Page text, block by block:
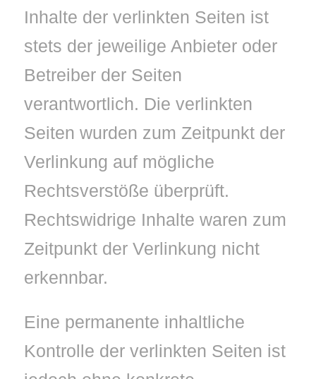
Inhalte der verlinkten Seiten ist
stets der jeweilige Anbieter oder
Betreiber der Seiten
verantwortlich. Die verlinkten
Seiten wurden zum Zeitpunkt der
Verlinkung auf mögliche
Rechtsverstöße überprüft.
Rechtswidrige Inhalte waren zum
Zeitpunkt der Verlinkung nicht
erkennbar.
Eine permanente inhaltliche
Kontrolle der verlinkten Seiten ist